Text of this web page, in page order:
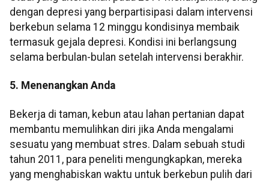
dengan depresi yang berpartisipasi dalam intervensi
berkebun selama 12 minggu kondisinya membaik
termasuk gejala depresi. Kondisi ini berlangsung
selama berbulan-bulan setelah intervensi berakhir.
5. Menenangkan Anda
Bekerja di taman, kebun atau lahan pertanian dapat
membantu memulihkan diri jika Anda mengalami
sesuatu yang membuat stres. Dalam sebuah studi
tahun 2011, para peneliti mengungkapkan, mereka
yang menghabiskan waktu untuk berkebun pulih dari